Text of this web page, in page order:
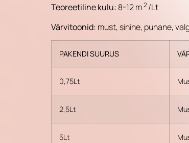
Teoreetiline kulu: 8-12 m2 /Lt
Värvitoonid: must, sinine, punane,
PAKENDI SUURUS
0,75Lt
2,5Lt
5Lt